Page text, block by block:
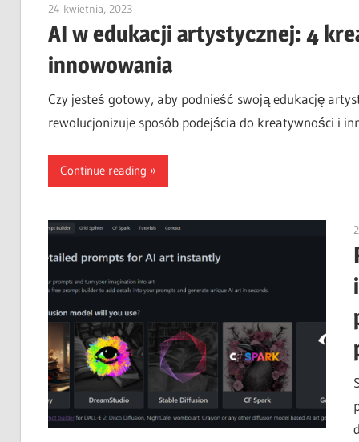
24 kwietnia, 2023vpvera
AI w edukacji artystycznej: 4
innowowania
Czy jesteś gotowy, aby podnieść swoją edukację
rewolucjonizuje sposób podejścia do kreatywności i
Continue reading